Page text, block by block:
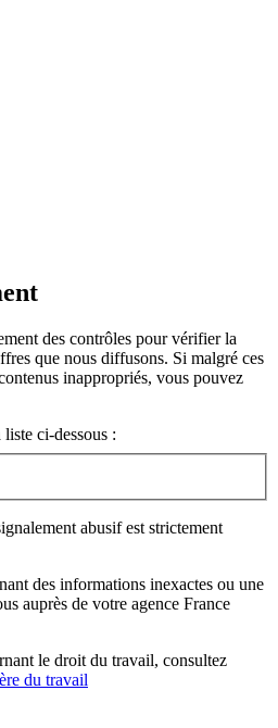
des contrôles pour vérifier la
que nous diffusons. Si malgré ces
inappropriés, vous pouvez
ci-dessous :
abusif est strictement
des informations inexactes ou une
auprès de votre agence France
le droit du travail, consultez
du travail